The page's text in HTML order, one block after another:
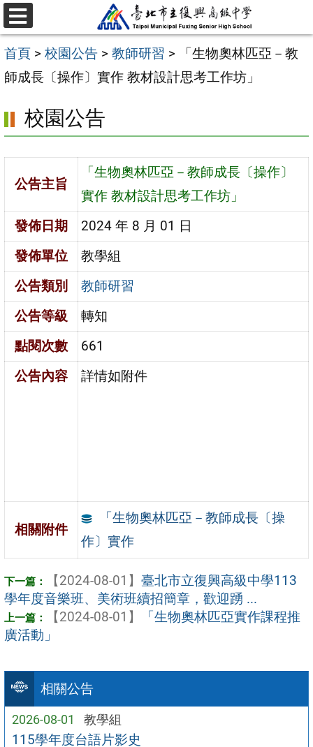
跳
至
主
要
容
區
選
單
首頁 > 校園公告 > 教師研習 >
「生物奧林匹亞－教
師成長〔操作〕實作 教材設計思考工作坊」
相關公告
2026-08-01 教學組
115學年度台語片影史
校園公告
公告主旨
「生物奧林匹亞－教師成長〔操作〕
實作 教材設計思考工作坊」
發佈日期
2024 年 8 月 01 日
發佈單位
教學組
公告類別
教師研習
公告等級
轉知
點閱次數
661
公告內容
詳情如附件
相關附件
「生物奧林匹亞－教師成長〔操
作〕實作
【2024-08-01】 臺北市立復興高級中學113
學年度音樂班、美術班續招簡章，歡迎踴 ...
【2024-08-01】
「生物奧林匹亞實作課程推
廣活動」